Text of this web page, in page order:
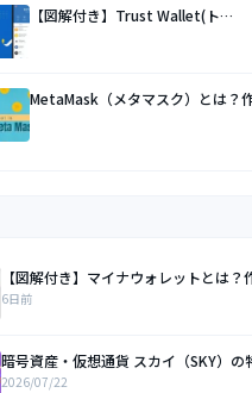
【図解付き】Trust Wallet(ト…
MetaMask（メタマスク）とは？
【図解付き】マイナウォレットとは
6日前
暗号資産・仮想通貨 スカイ（SKY）
2026/07/22